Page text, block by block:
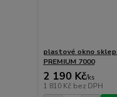
plastové okno
PREMIUM 7000
2 190 Kč/ks
1 810 Kč bez DPH